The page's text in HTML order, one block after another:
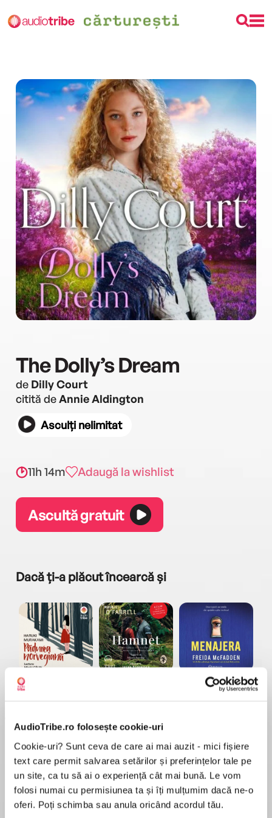
AudioTribe.ro folosește cookie-uri
Cookie-uri? Sunt ceva de care ai mai auzit - mici fișiere
text care permit salvarea setărilor și preferințelor tale pe
un site, ca tu să ai o experiență cât mai bună. Le vom
folosi numai cu permisiunea ta și îți mulțumim dacă ne-o
oferi. Poți schimba sau anula oricând acordul tău.
The Dolly’s Dream
de Dilly Court
citită deAnnie Aldington
Asculți nelimitat
11h 14m Adaugă la wishlist
Ascultă gratuit
Dacă ți-a plăcut încearcă și
Pădurea norvegiană
Elita de Argint (Elita
de...
Dani Francis
Diavolul se îmbracă de
la...
Lauren Weisberger
Menajera
Freida McFadden
Migdală
Sohn Won-pyung